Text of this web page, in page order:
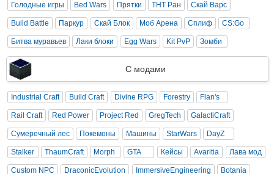
Голодные игры Bed Wars Прятки ТНТ Ран Скай Варс
Build Battle Паркур Скай Блок Моб Арена Сплиф CS:Go
Битва муравьев Лаки блоки Egg Wars Kit PvP Зомби
С модами
Industrial Craft Build Craft Divine RPG Forestry Flan's
Rail Craft Red Power Project Red GregTech GalactiCraft
Сумеречный лес Покемоны Машины StarWars DayZ
Stalker ThaumCraft Morph GTA Кейсы Avaritia Лава мод
Custom NPC DraconicEvolution ImmersiveEngineering Botania